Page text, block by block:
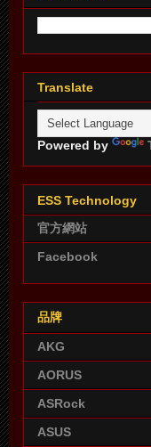
Translate
Powered by
ESS Technology
官方網站
Facebook
品牌
AKG
AORUS
ASRock
ASUS